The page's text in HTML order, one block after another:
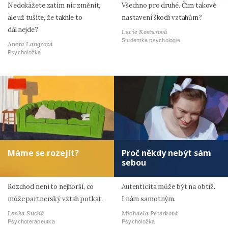
Nedokážete zatím nic změnit,
ale už tušíte, že takhle to
dál nejde?
Aneta Langrová
Psycholožka
Všechno pro druhé. Čím takové
nastavení škodí vztahům?
Lucie Kosturová
Studentka psychologie
Máme se rozejít?
Rozchod není to nejhorší, co
může partnerský vztah potkat.
Lenka Suchá
Psychoterapeutka
Proč někdy nebýt sám
sebou
Autenticita může být na obtíž.
I nám samotným.
Michaela Peterková
Psycholožka